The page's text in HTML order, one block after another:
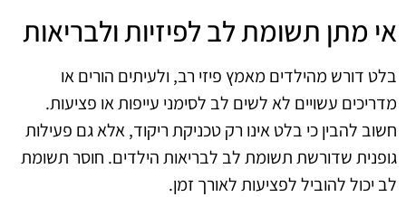
אי מתן תשומת לב לפיזיות ולבריאות
בלט דורש מהילדים מאמץ פיזי רב, ולעיתים הורים או
מדריכים עשויים לא לשים לב לסימני עייפות או פציעות.
חשוב להבין כי בלט אינו רק טכניקת ריקוד, אלא גם פעילות
גופנית שדורשת תשומת לב לבריאות הילדים. חוסר תשומת
לב יכול להוביל לפציעות לאורך זמן.